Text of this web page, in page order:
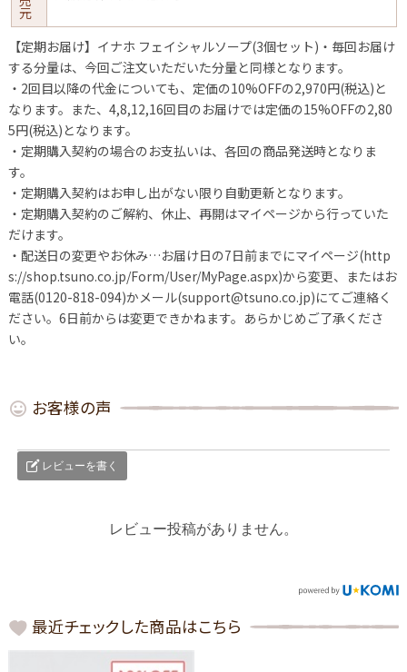
元
【定期お届け】イナホ フェイシャルソープ(3個セット)・毎回お届け
する分量は、今回ご注文いただいた分量と同様となります。
・2回目以降の代金についても、定価の10%OFFの2,970円(税込)と
なります。また、4,8,12,16回目のお届けでは定価の15%OFFの2,80
5円(税込)となります。
・定期購入契約の場合のお支払いは、各回の商品発送時となりま
す。
・定期購入契約はお申し出がない限り自動更新となります。
・定期購入契約のご解約、休止、再開はマイページから行っていた
だけます。
・配送日の変更やお休み…お届け日の7日前までにマイページ(http
s://shop.tsuno.co.jp/Form/User/MyPage.aspx)から変更、またはお
電話(0120-818-094)かメール(support@tsuno.co.jp)にてご連絡く
ださい。6日前からは変更できかねます。あらかじめご了承くださ
い。
お客様の声
レビューを書く
レビュー投稿がありません。
最近チェックした商品はこちら